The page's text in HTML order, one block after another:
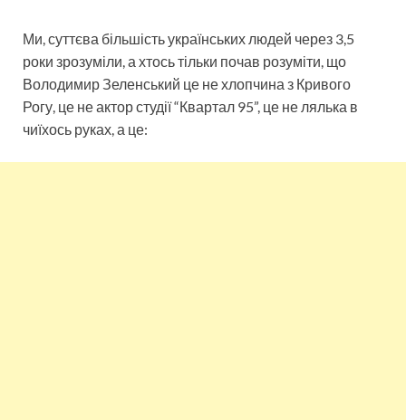
Ми, суттєва більшість українських людей через 3,5
роки зрозуміли, а хтось тільки почав розуміти, що
Володимир Зеленський це не хлопчина з Кривого
Рогу, це не актор студії “Квартал 95”, це не лялька в
чиїхось руках, а це: